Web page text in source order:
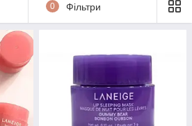
0 Фільтри